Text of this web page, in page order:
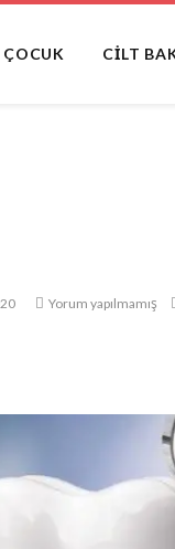
CILT
Yorum yapılmamış